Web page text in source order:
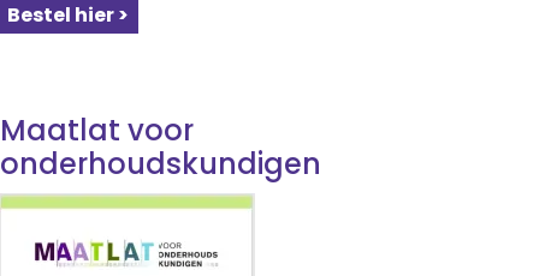
Bestel hier >
Maatlat voor
onderhoudskundigen